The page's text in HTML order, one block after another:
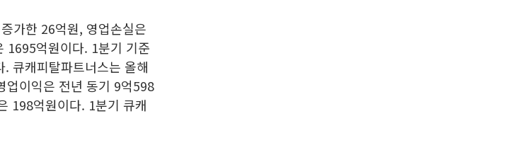
가한 26억원, 영업손실은
1695억원이다. 1분기 기준
큐캐피탈파트너스는 올해
업이익은 전년 동기 9억598
198억원이다. 1분기 큐캐